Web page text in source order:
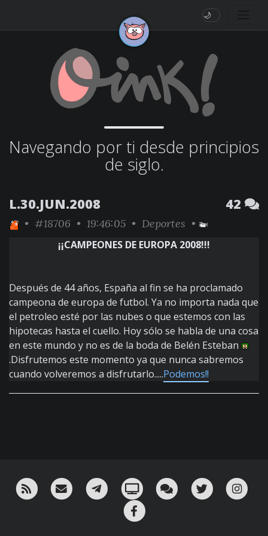
🌙
Navegando por ti desde principios
de siglo.
L.30.JUN.2008 42
• #18706 • 19:46:05 • Deportes •
¡¡CAMPEONES DE EUROPA 2008!!!
Después de 44 años, España al fin se ha proclamado
campeona de europa de futbol. Ya no importa nada que
el petroleo esté por las nubes o que estemos con las
hipotecas hasta el cuello. Hoy sólo se habla de una cosa
en este mundo y no es de la boda de Belén Esteban
.Disfrutemos este momento ya que nunca sabremos
cuando volveremos a disfrutarlo.....Podemos!!
RSS ¡Mándame un email!¡Nuestro canal en Telegram!
Oink! TV Charla con nosotros
Twitter